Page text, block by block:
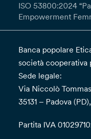
ISO 53800:2024
Empowerment
Banca popolare
società cooperativa
Sede legale:
Via Niccolò
35131 – Padova
Partita IVA